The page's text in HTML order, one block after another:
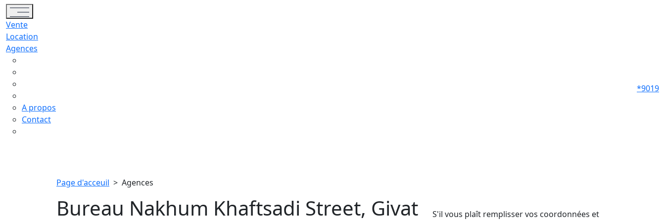
Toggle navigation
Vente
Location
Agences
A propos
Contact
*9019
Page d'acceuil > Agences
Bureau Nakhum Khaftsadi Street, Givat
S'il vous plaît remplisser vos coordonnées et